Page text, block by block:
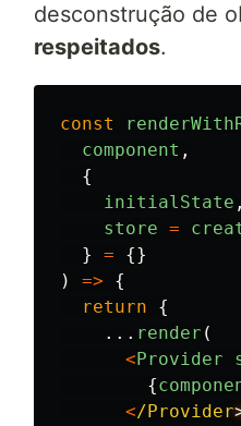
desconstrução de
respeitados.
const
component ,
{
initialState ,
store =
}
=
{}
)
=>
{
return
{
... render (
<Provider
{
</Provider